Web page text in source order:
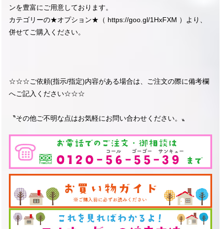
ンを豊富にご用意しております。
カテゴリーの★オプション★（ https://goo.gl/1HxFXM ）より、
併せてご購入ください。
☆☆☆ご依頼(指示/指定)内容がある場合は、ご注文の際に備考欄
へご記入ください☆☆☆
〝その他ご不明な点はお気軽にお問い合わせください。〟